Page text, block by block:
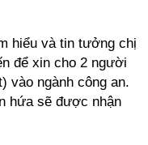
hiểu và tin tưởng chị
để xin cho 2 người
vào ngành công an.
hứa sẽ được nhận